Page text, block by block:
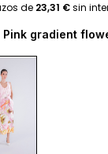
Pink gradient